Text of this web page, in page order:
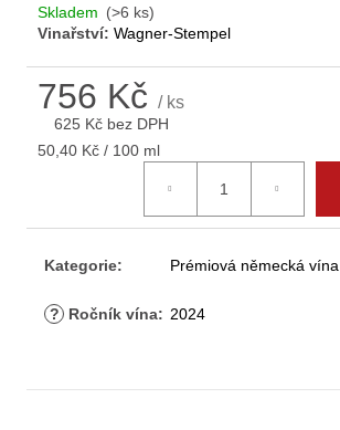
Skladem (>6 ks)
Vinařství:Wagner-Stempel
756 Kč/ ks
625 Kč bez DPH
Měrná
50,40 Kč / 100 ml
Kategorie: Prémiová německá vína
? Ročník vína: 2024
p
e